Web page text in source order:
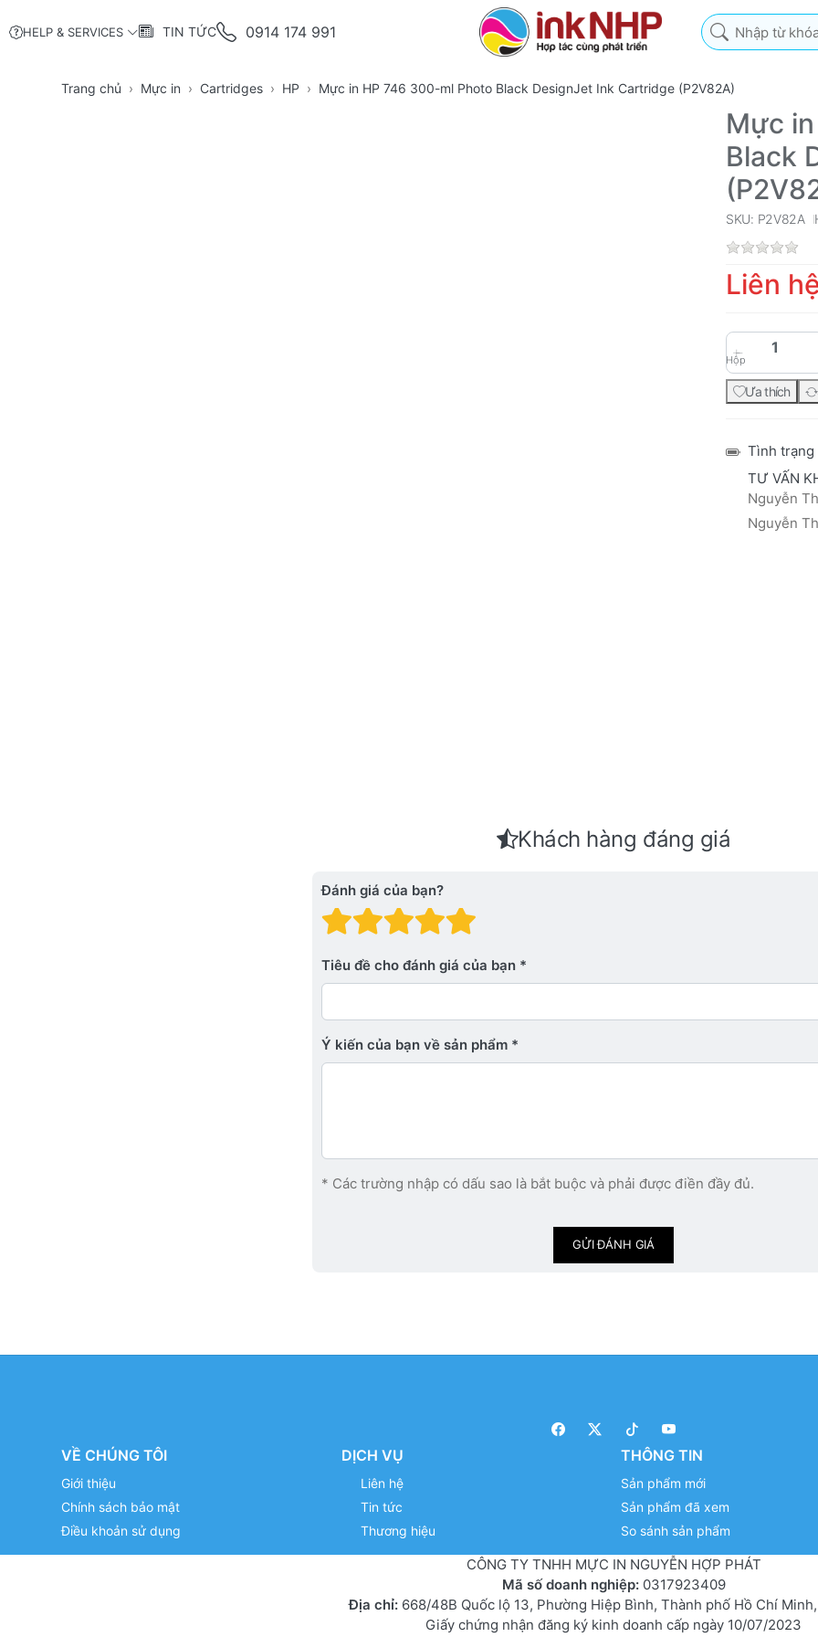
HELP & SERVICES TIN TỨC 0914 174 991
Nhập từ khóa tìm
Trang chủ Mực in Cartridges HP Mực in HP 746 300-ml Photo Black DesignJet Ink Cartridge (P2V82A)
Mực
Black
SKU: P2V82A
Liên
Hộp
Ưa thích
Tình trạng
TƯ VẤN
Nguyễn
Nguyễn
Khách hàng đáng giá
Đánh giá của bạn?
Đánh giá: 4 trên 5 sao.
Đánh giá: 3 trên 5 sao.
Đánh giá: 2 trên 5 sao.
Đánh giá: 1 trên 5 sao. Xấu
Tiêu đề cho đánh giá của bạn
Ý kiến ​​của bạn về sản phẩm
* Các trường nhập có dấu sao là bắt buộc và phải được điền đầy đủ.
GỬI ĐÁNH GIÁ
VỀ CHÚNG TÔI
Giới thiệu
Chính sách bảo mật
Điều khoản sử dụng
DỊCH VỤ
Liên hệ
Tin tức
Thương hiệu
THÔNG TIN
Sản phẩm mới
Sản phẩm đã xem
So sánh sản phẩm
CÔNG TY TNHH MỰC IN NGUYỄN HỢP PHÁT
Mã số doanh nghiệp: 0317923409
Địa chỉ:668/48B Quốc lộ 13, Phường Hiệp Bình, Thành phố Hồ Chí
Giấy chứng nhận đăng ký kinh doanh cấp ngày 10/07/2023